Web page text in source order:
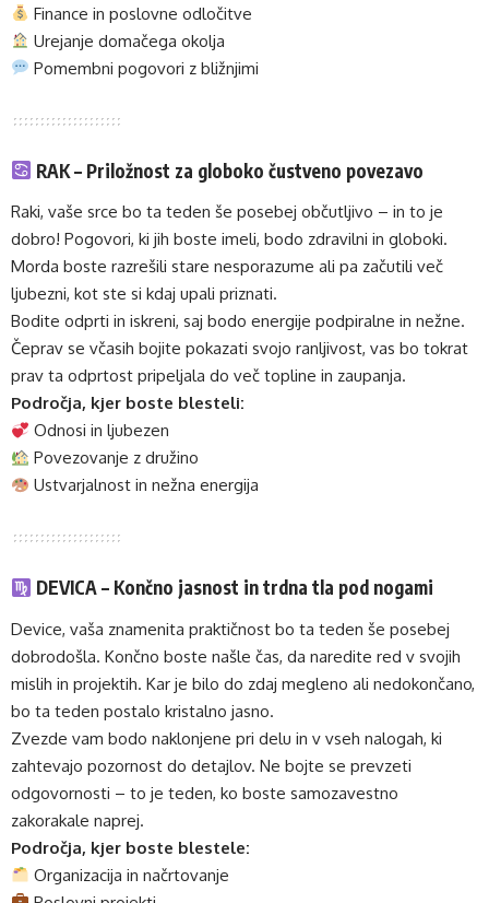
Finance in poslovne odločitve
Urejanje domačega okolja
Pomembni pogovori z bližnjimi
RAK – Priložnost za globoko čustveno povezavo
Raki, vaše srce bo ta teden še posebej občutljivo – in to je
dobro! Pogovori, ki jih boste imeli, bodo zdravilni in globoki.
Morda boste razrešili stare nesporazume ali pa začutili več
ljubezni, kot ste si kdaj upali priznati.
Bodite odprti in iskreni, saj bodo energije podpiralne in nežne.
Čeprav se včasih bojite pokazati svojo ranljivost, vas bo tokrat
prav ta odprtost pripeljala do več topline in zaupanja.
Področja, kjer boste blesteli:
Odnosi in ljubezen
Povezovanje z družino
Ustvarjalnost in nežna energija
DEVICA – Končno jasnost in trdna tla pod nogami
Device, vaša znamenita praktičnost bo ta teden še posebej
dobrodošla. Končno boste našle čas, da naredite red v svojih
mislih in projektih. Kar je bilo do zdaj megleno ali nedokončano,
bo ta teden postalo kristalno jasno.
Zvezde vam bodo naklonjene pri delu in v vseh nalogah, ki
zahtevajo pozornost do detajlov. Ne bojte se prevzeti
odgovornosti – to je teden, ko boste samozavestno
zakorakale naprej.
Področja, kjer boste blestele:
Organizacija in načrtovanje